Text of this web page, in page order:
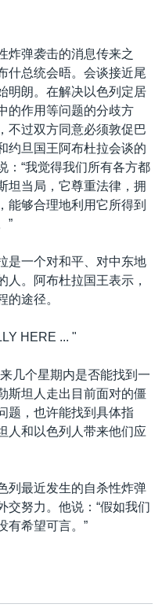
炸弹袭击的消息传来之
什总统会晤。会谈接近尾
明朗。在解决以色列定居
的作用等问题的分歧方
不过双方同意必须敦促巴
约旦国王阿布杜拉会谈的
：“我觉得我们所有各方都
坦当局，它尊重法律，拥
能够合理地利用它所得到
”
是一个对和平、对中东地
人。阿布杜拉国王表示，
的途径。
HERE ... "
几个星期内是否能找到一
斯坦人走出目前面对的僵
题，也许能找到具体指
人和以色列人带来他们应
列最近发生的自杀性炸弹
交努力。他说：“假如我们
有希望可言。”